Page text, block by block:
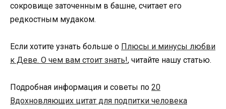
сокровище заточенным в башне, считает его
редкостным мудаком.
Если хотите узнать больше о Плюсы и минусы любви
к Деве. О чем вам стоит знать!, читайте нашу статью.
Подробная информация и советы по 20
Вдохновляющих цитат для подпитки человека